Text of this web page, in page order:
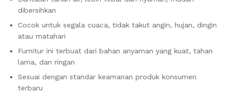
dibersihkan
Cocok untuk segala cuaca, tidak takut angin, hujan, dingin
atau matahari
Furnitur ini terbuat dari bahan anyaman yang kuat, tahan
lama, dan ringan
Sesuai dengan standar keamanan produk konsumen
terbaru